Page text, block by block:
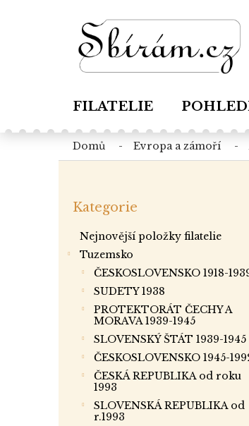
FILATELIE
domů evropa a zámoří
kategorie
Kategorie
Nejnovější položky filatelie
Tuzemsko
ČESKOSLOVENSKO 1918-
SUDETY 1938
PROTEKTORÁT ČECHY A
MORAVA 1939-1945
SLOVENSKÝ ŠTÁT 1939-1945
ČESKOSLOVENSKO 1945-
ČESKÁ REPUBLIKA od roku
1993
SLOVENSKÁ REPUBLIKA od
r.1993